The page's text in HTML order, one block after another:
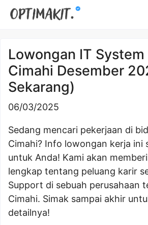
Skip
Lowongan IT
Cimahi Desember
Sekarang)
06/03/2025
Sedang mencari pekerjaan di
Cimahi? Info lowongan kerja ini
untuk Anda! Kami akan
lengkap tentang peluang karir
Support di sebuah perusahaan
Cimahi. Simak sampai akhir
detailnya!